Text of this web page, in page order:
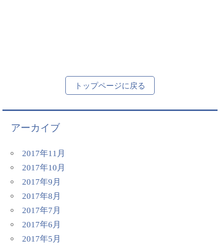
トップページに戻る
アーカイブ
2017年11月
2017年10月
2017年9月
2017年8月
2017年7月
2017年6月
2017年5月